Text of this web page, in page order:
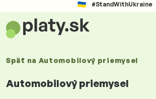
#StandWithUkraine
Späť na Automobilový priemysel
Automobilový priemysel